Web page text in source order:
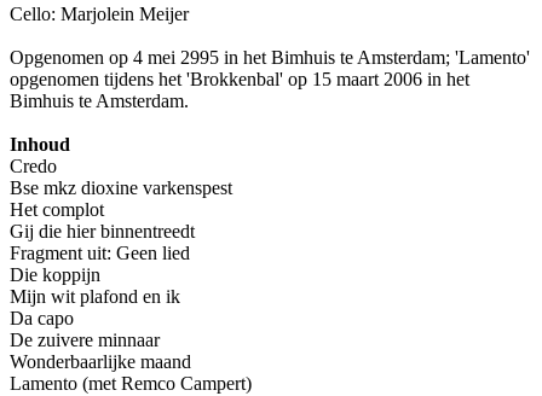
Cello: Marjolein Meijer
Opgenomen op 4 mei 2995 in het Bimhuis te Amsterdam; 'Lamento'
opgenomen tijdens het 'Brokkenbal' op 15 maart 2006 in het
Bimhuis te Amsterdam.
Inhoud
Credo
Bse mkz dioxine varkenspest
Het complot
Gij die hier binnentreedt
Fragment uit: Geen lied
Die koppijn
Mijn wit plafond en ik
Da capo
De zuivere minnaar
Wonderbaarlijke maand
Lamento (met Remco Campert)